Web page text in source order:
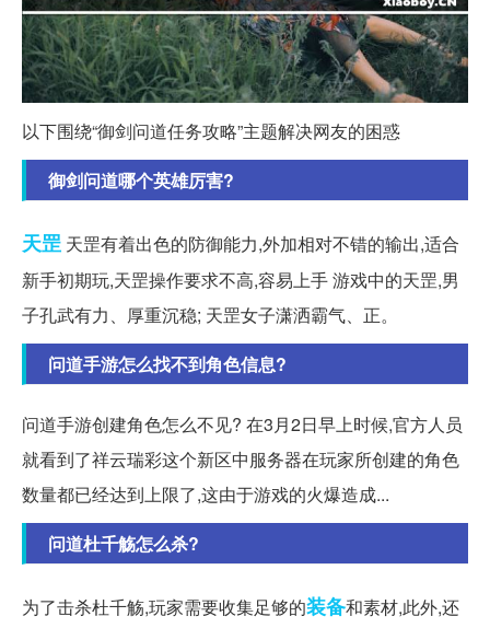
以下围绕“御剑问道任务攻略”主题解决网友的困惑
御剑问道哪个英雄厉害?
天罡 天罡有着出色的防御能力,外加相对不错的输出,适合
新手初期玩,天罡操作要求不高,容易上手 游戏中的天罡,男
子孔武有力、厚重沉稳; 天罡女子潇洒霸气、正。
问道手游怎么找不到角色信息?
问道手游创建角色怎么不见? 在3月2日早上时候,官方人员
就看到了祥云瑞彩这个新区中服务器在玩家所创建的角色
数量都已经达到上限了,这由于游戏的火爆造成...
问道杜千觞怎么杀?
为了击杀杜千觞,玩家需要收集足够的装备和素材,此外,还